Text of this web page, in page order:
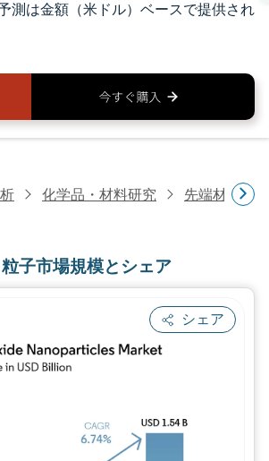
測は金額（米ドル）ベースで提供され
化学品・材料研究 先端材料研究
子市場規模とシェア
シェア